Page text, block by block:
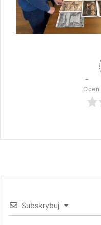
Oceń
Subskrybuj